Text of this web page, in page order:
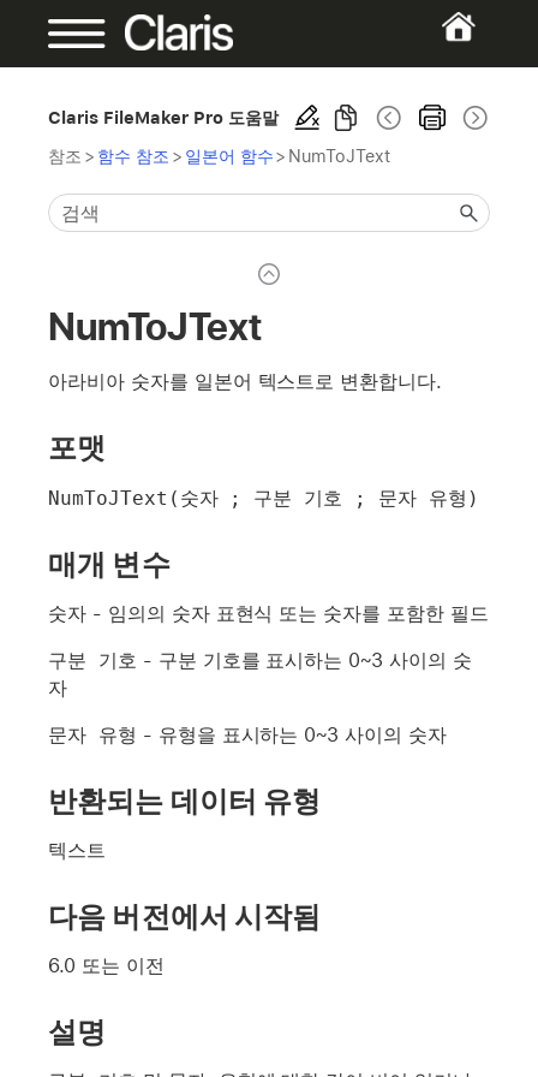
Claris FileMaker Pro 도움말
참조 > 함수 참조 > 일본어 함수> NumToJText
NumToJText
아라비아 숫자를 일본어 텍스트로 변환합니다.
포맷
NumToJText(숫자 ; 구분 기호 ; 문자 유형)
매개 변수
숫자- 임의의 숫자 표현식 또는 숫자를 포함한 필드
구분 기호 - 구분 기호를 표시하는 0~3 사이의 숫
자
문자 유형 - 유형을 표시하는 0~3 사이의 숫자
반환되는 데이터 유형
텍스트
다음 버전에서 시작됨
6.0 또는 이전
설명